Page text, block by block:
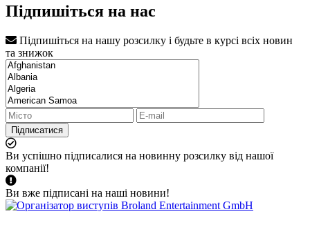
Підпишіться на нас
Підпишіться на нашу розсилку і будьте в курсі всіх новин
та знижок
Підписатися
Ви успішно підписалися на новинну розсилку від нашої
компанії!
Ви вже підписані на наші новини!